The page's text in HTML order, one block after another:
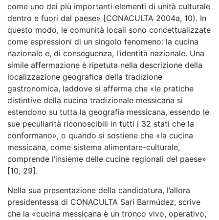
come uno dei più importanti elementi di unità culturale
dentro e fuori dal paese» [CONACULTA 2004a, 10). In
questo modo, le comunità locali sono concettualizzate
come espressioni di un singolo fenomeno: la cucina
nazionale e, di conseguenza, l’identità nazionale. Una
simile affermazione è ripetuta nella descrizione della
localizzazione geografica della tradizione
gastronomica, laddove si afferma che «le pratiche
distintive della cucina tradizionale messicana si
estendono su tutta la geografia messicana, essendo le
sue peculiarità riconoscibili in tutti i 32 stati che la
conformano», o quando si sostiene che «la cucina
messicana, come sistema alimentare-culturale,
comprende l’insieme delle cucine regionali del paese»
[10, 29].
Nella sua presentazione della candidatura, l’allora
presidentessa di CONACULTA Sari Barmúdez, scrive
che la «cucina messicana è un tronco vivo, operativo,